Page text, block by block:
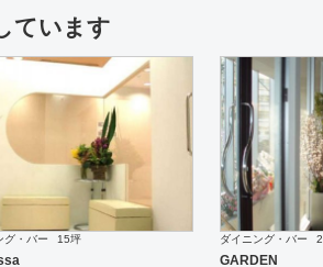
ています
グ・バー 15坪 ダイニング・バー
GARDEN